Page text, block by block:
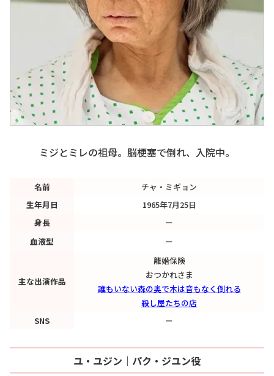
ミジとミレの祖母。脳梗塞で倒れ、入院中。
名前
チャ・ミギョン
生年月日
1965年7月25日
身長
ー
血液型
ー
主な出演作品
離婚保険
おつかれさま
誰もいない森の奥で木は音もなく倒れる
殺し屋たちの店
SNS
ー
ユ・ユジン｜パク・ジユン役